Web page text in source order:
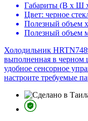
Габариты (В х Ш
Цвет: черное
Полезный объем
Полезный объем
Холодильник
выполненная в черном
удобное сенсорное
настроите требуемые